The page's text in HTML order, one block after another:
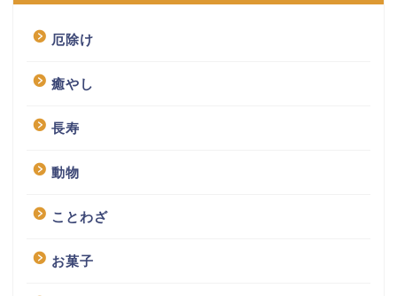
厄除け
癒やし
長寿
動物
ことわざ
お菓子